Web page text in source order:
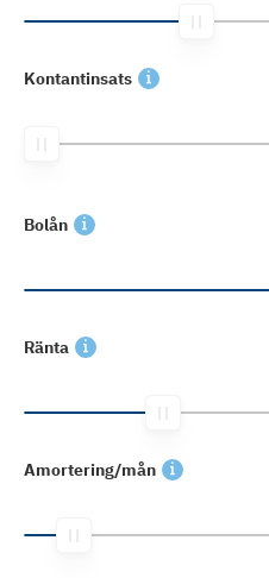
Kontantinsats
Bolån
Ränta
Amortering/mån